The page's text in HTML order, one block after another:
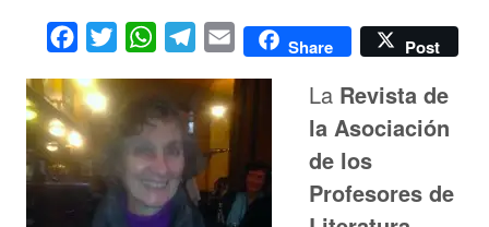
Facebook
Twitter WhatsAppTelegram
Email Share Post
La Revista de
la Asociación
de los
Profesores de